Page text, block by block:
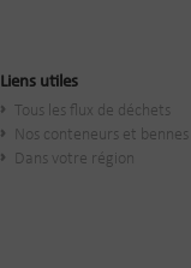
Liens utiles
Tous les flux de déchets
Nos conteneurs et bennes
Dans votre région